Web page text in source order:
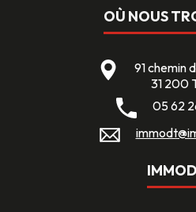
OÙ NOUS
91 chemin
31 200
05 62